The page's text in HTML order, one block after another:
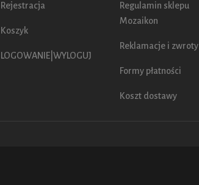
Rejestracja
Koszyk
LOGOWANIE|WYLOGUJ
Regulamin sklepu
Mozaikon
Reklamacje i zwroty
Formy płatności
Koszt dostawy